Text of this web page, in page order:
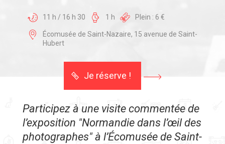
11 h / 16 h 30 1 h Plein : 6 €
Écomusée de Saint-Nazaire, 15 avenue de Saint-
Hubert
Je réserve !
Participez à une visite commentée de
l’exposition "Normandie dans l’œil des
photographes" à l’Écomusée de Saint-